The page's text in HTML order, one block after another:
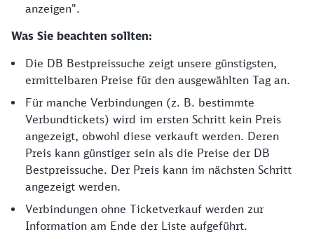
anzeigen".
Was Sie beachten sollten:
Die DB Bestpreissuche zeigt unsere günstigsten,
ermittelbaren Preise für den ausgewählten Tag an.
Für manche Verbindungen (z. B. bestimmte
Verbundtickets) wird im ersten Schritt kein Preis
angezeigt, obwohl diese verkauft werden. Deren
Preis kann günstiger sein als die Preise der DB
Bestpreissuche. Der Preis kann im nächsten Schritt
angezeigt werden.
Verbindungen ohne Ticketverkauf werden zur
Information am Ende der Liste aufgeführt.